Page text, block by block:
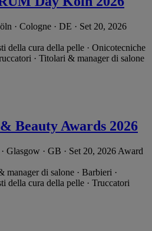
· Cologne · DE · Set 20, 2026
della cura della pelle · Onicotecniche
· Titolari & manager di salone
Beauty Awards 2026
Glasgow · GB · Set 20, 2026 Award
manager di salone · Barbieri ·
della cura della pelle · Truccatori